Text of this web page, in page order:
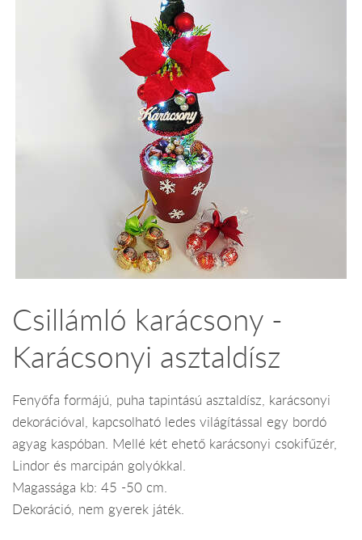
Csillámló karácsony -
Karácsonyi asztaldísz
Fenyőfa formájú, puha tapintású asztaldísz, karácsonyi
dekorációval, kapcsolható ledes világítással egy bordó
agyag kaspóban. Mellé két ehető karácsonyi csokifűzér,
Lindor és marcipán golyókkal.
Magassága kb: 45 -50 cm.
Dekoráció, nem gyerek játék.